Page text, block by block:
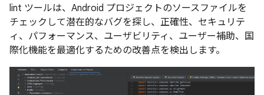
lint ツールは、Android プロジェクトのソースファイルを
チェックして潜在的なバグを探し、正確性、セキュリテ
ィ、パフォーマンス、ユーザビリティ、ユーザー補助、国
際化機能を最適化するための改善点を検出します。